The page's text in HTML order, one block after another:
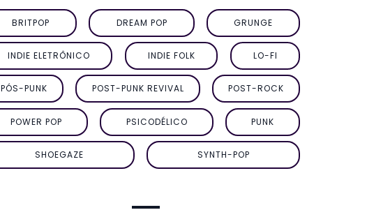
BRITPOP DREAM POP GRUNGE
INDIE ELETRÔNICO INDIE FOLK LO-FI
PÓS-PUNK POST-PUNK REVIVAL POST-ROCK
POWER POP PSICODÉLICO PUNK
SHOEGAZE SYNTH-POP